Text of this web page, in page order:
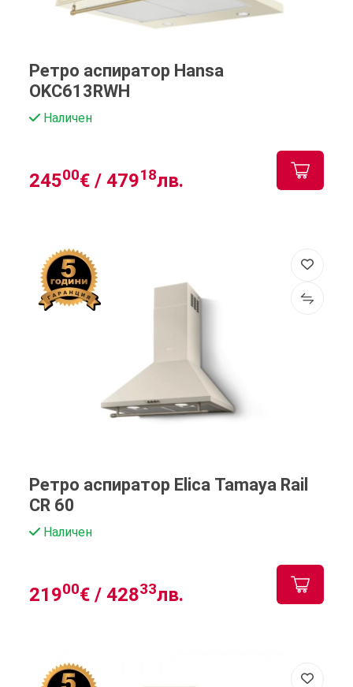
Ретро аспиратор Hansa
OKC613RWH
Наличен
24500€ / 47918лв.
Ретро аспиратор Elica Tamaya Rail
CR 60
Наличен
21900€ / 42833лв.